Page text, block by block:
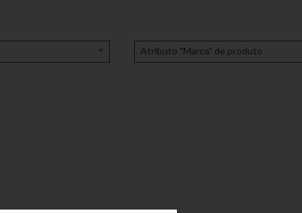
Atributo "Marca" de produto